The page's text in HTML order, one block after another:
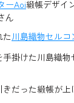
ーAoi緞帳デザイ
ん
た川島織物セルコ
手掛けた川島織
だった緞帳が